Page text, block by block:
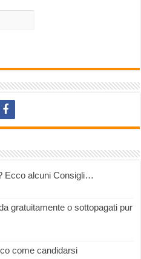
Ecco alcuni Consigli…
gratuitamente o sottopagati pur
come candidarsi